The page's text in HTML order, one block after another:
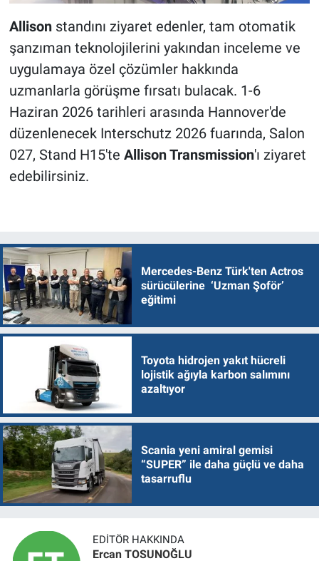
Allisonstandını ziyaret edenler, tam otomatik
şanzıman teknolojilerini yakından inceleme ve
uygulamaya özel çözümler hakkında
uzmanlarla görüşme fırsatı bulacak. 1-6
Haziran 2026 tarihleri ​​arasında Hannover'de
düzenlenecek Interschutz 2026 fuarında, Salon
027, Stand H15'te Allison Transmission'ı ziyaret
edebilirsiniz.
Mercedes-Benz Türk'ten Actros
sürücülerine ‘Uzman Şoför’
eğitimi
Toyota hidrojen yakıt hücreli
lojistik ağıyla karbon salımını
azaltıyor
Scania yeni amiral gemisi
“SUPER” ile daha güçlü ve daha
tasarruflu
EDITÖR HAKKINDA
Ercan TOSUNOĞLU